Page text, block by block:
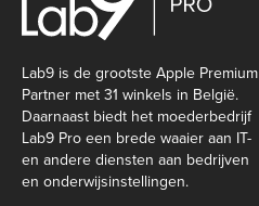
Lab9 is de grootste Apple Premium
Partner met 31 winkels in België.
Daarnaast biedt het moederbedrijf
Lab9 Pro een brede waaier aan IT-
en andere diensten aan bedrijven
en onderwijsinstellingen.